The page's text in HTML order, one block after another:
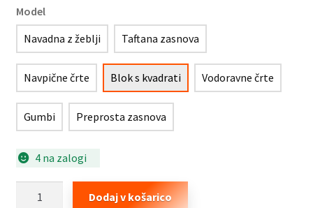
Model
Navadna z žeblji
Taftana zasnova
Navpične črte Blok s kvadrati Vodoravne črte
Gumbi Preprosta zasnova
4 na zalogi
Dodaj v košarico